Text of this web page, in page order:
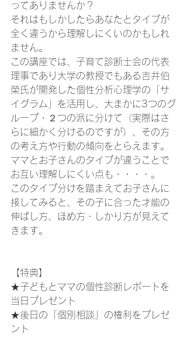
ってありませんか？
それはもしかしたらあなたとタイプが
全く違うから理解しにくいのかもしれ
ません。
この講座では、子育て診断士会の代表
理事であり大学の教授でもある吉井伯
榮氏が開発した個性分析心理学の「サ
イグラム」を活用し、大まかに3つのグ
ループ・２つの派に分けて（実際はさ
らに細かく分けるのですが）、その方
の考え方や行動の傾向をとらえます。
ママとお子さんのタイプが違うことで
お互い理解しにくい点も・・・・。
このタイプ分けを踏まえてお子さんに
接してみると、その子に合った才能の
伸ばし方、ほめ方・しかり方が見えて
きます。
【特典】
★子どもとママの個性診断レポートを
当日プレゼント
★後日の「個別相談」の権利をプレゼ
ント